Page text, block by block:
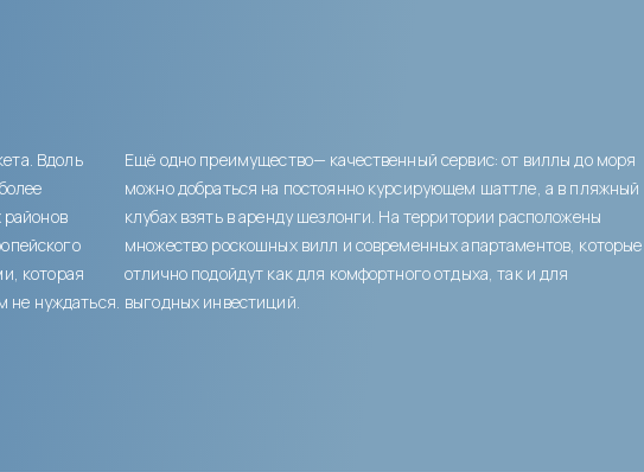
Вдоль
которая
не нуждаться.
Ещё одно преимущество— качественный сервис: от виллы до моря
можно добраться на постоянно курсирующем шаттле, а в пляжный
клубах взять в аренду шезлонги. На территории расположены
множество роскошных вилл и современных апартаментов, которые
отлично подойдут как для комфортного отдыха, так и для
выгодных инвестиций.